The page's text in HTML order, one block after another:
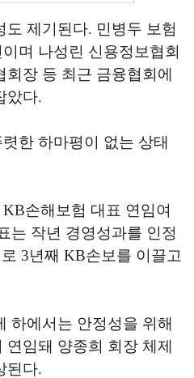
제기된다. 민병두 보험
며 나성린 신용정보협회
회장 등 최근 금융협회에
았다.
한 하마평이 없는 상태
손해보험 대표 연임여
는 작년 경영성과를 인정
3년째 KB손보를 이끌고
하에서는 안정성을 위해
연임돼 양종희 회장 체제
된다.